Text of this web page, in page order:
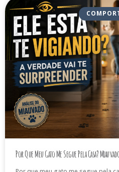
Por Que Meu Gato Me Segue Pela Casa?